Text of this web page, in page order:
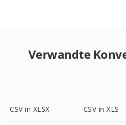
Verwandte
CSV in XLSX CSV in XLS